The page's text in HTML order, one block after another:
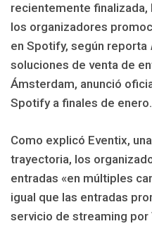
recientemente finalizada,
los organizadores
en Spotify, según reporta
soluciones de venta de
Ámsterdam, anunció
Spotify a finales de enero.
Como explicó Eventix,
trayectoria, los
entradas «en múltiples
igual que las entradas
servicio de streaming por